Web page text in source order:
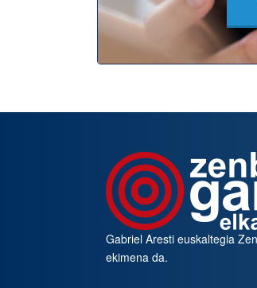
Gabriel Aresti euskaltegia
ekimena da.